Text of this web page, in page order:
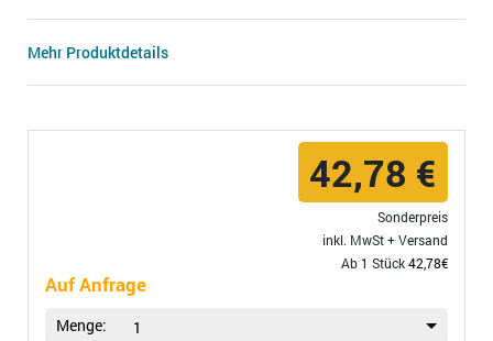
Mehr Produktdetails
42,78 €
Sonderpreis
inkl. MwSt +Versand
Ab 1 Stück42,78€
Auf Anfrage
Menge: 1